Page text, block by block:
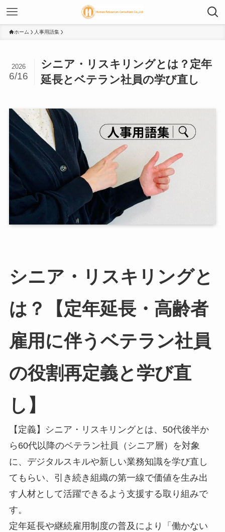
ホーム 人事用語集
シニア・リスキリングとは？定年
延長とベテラン社員の学び直し
2026
6/16
シニア・リスキリングと
は？【定年延長・高齢者
雇用に伴うベテラン社員
の役割再定義と学び直
し】
【定義】シニア・リスキリングとは、50代後半か
ら60代以降のベテラン社員（シニア層）を対象
に、デジタルスキルや新しい業務知識を学び直し
てもらい、引き続き組織の第一線で価値を生み出
す人材として活躍できるよう支援する取り組みで
す。
定年延長や継続雇用制度の普及により「働かない